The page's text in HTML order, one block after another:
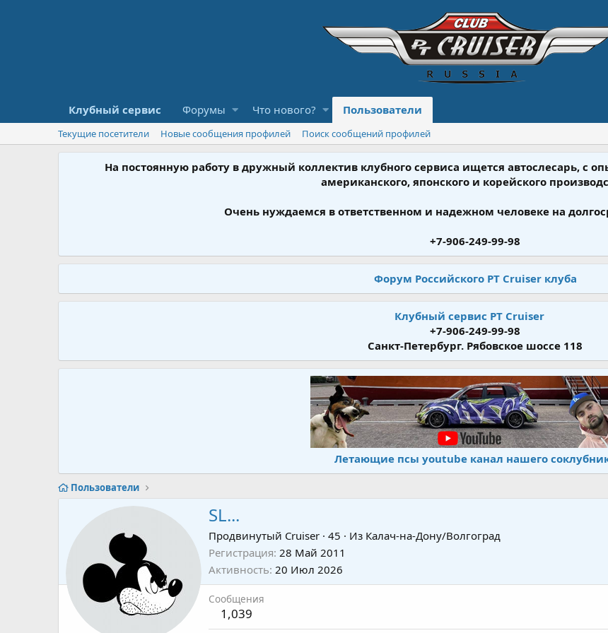
Клубный сервис Форумы Что нового? Пользователи
Текущие посетители Новые сообщения профилей Поиск сообщений профилей
На постоянную работу в дружный коллектив клубного сервиса ищется автослесарь, с
американского, японского и корейского
Очень нуждаемся в ответственном и надежном человеке на
+7-906-249-99-98
Форум Российского PT Cruiser клуба
Клубный сервис PT Cruiser
+7-906-249-99-98
Санкт-Петербург. Рябовское шоссе 118
Летающие псы youtube канал нашего
Пользователи
SL...
Продвинутый Cruiser · 45 · Из Калач-на-Дону/Волгоград
Регистрация 28 Май 2011
Активность 20 Июл 2026
Сообщения
1,039